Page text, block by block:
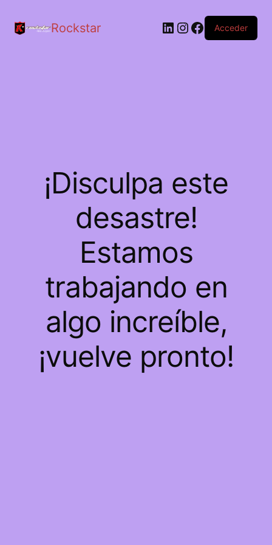
Rockstar LinkedIn
Instagram
Facebook
Acceder
¡Disculpa este
desastre!
Estamos
trabajando en
algo increíble,
¡vuelve pronto!